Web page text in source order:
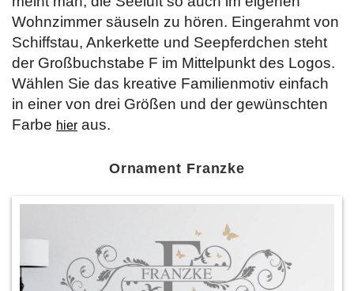
Wohnzimmer säuseln zu hören. Eingerahmt von
Schiffstau, Ankerkette und Seepferdchen steht
der Großbuchstabe F im Mittelpunkt des Logos.
Wählen Sie das kreative Familienmotiv einfach
in einer von drei Größen und der gewünschten
Farbe hier aus.
Ornament Franzke